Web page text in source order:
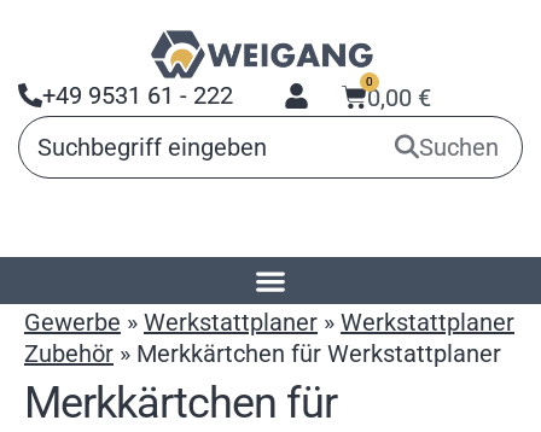
+49 9531 61 - 222 0,00 €
0
Suchen
»Arbeitsmittel für
Gewerbe » Werkstattplaner » Werkstattplaner
Zubehör » Merkkärtchen für Werkstattplaner
Merkkärtchen für